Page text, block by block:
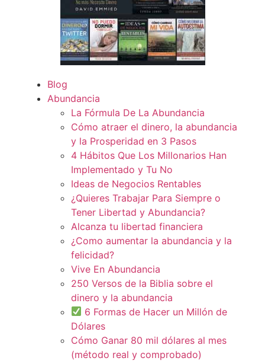
Blog
Abundancia
La Fórmula De La Abundancia
Cómo atraer el dinero, la abundancia
y la Prosperidad en 3 Pasos
4 Hábitos Que Los Millonarios Han
Implementado y Tu No
Ideas de Negocios Rentables
¿Quieres Trabajar Para Siempre o
Tener Libertad y Abundancia?
Alcanza tu libertad financiera
¿Como aumentar la abundancia y la
felicidad?
Vive En Abundancia
250 Versos de la Biblia sobre el
dinero y la abundancia
6 Formas de Hacer un Millón de
Dólares
Cómo Ganar 80 mil dólares al mes
(método real y comprobado)